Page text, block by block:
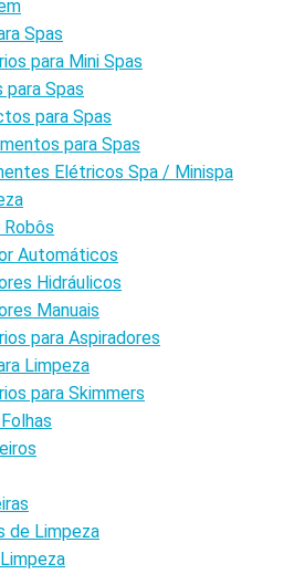
Spas
para Mini Spas
para Spas
para Spas
para Spas
Elétricos Spa / Minispa
Automáticos
Hidráulicos
Manuais
para Aspiradores
Limpeza
para Skimmers
de Limpeza